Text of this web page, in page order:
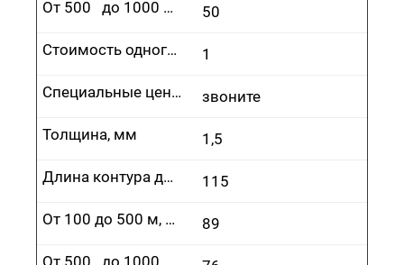
50
От 500 до 1000 м, руб.
1
Стоимость одного врезания, руб.
звоните
Специальные цены
1,5
Толщина, мм
115
Длина контура до 100 м, руб.
89
От 100 до 500 м, руб.
От 500 до 1000 м, руб.